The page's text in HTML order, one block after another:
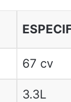
67 cv
3.3L